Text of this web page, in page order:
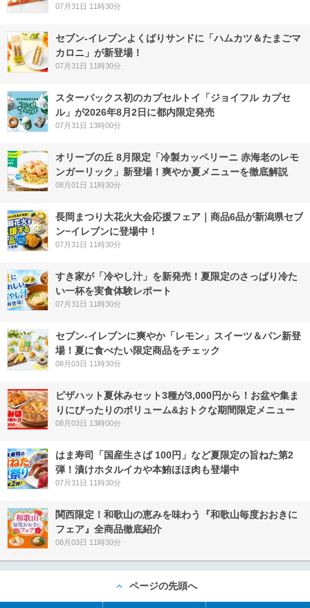
07月31日 11時30分
セブン‐イレブンよくばりサンドに「ハムカツ＆たまごマ
カロニ」が新登場！
07月31日 11時30分
スターバックス初のカプセルトイ「ジョイフル カプセ
ル」が2026年8月2日に都内限定発売
07月31日 13時00分
オリーブの丘 8月限定「冷製カッペリーニ 赤海老のレモ
ンガーリック」新登場！爽やか夏メニューを徹底解説
08月01日 11時30分
長岡まつり大花火大会応援フェア｜商品6品が新潟県セブ
ン−イレブンに登場中！
07月31日 11時30分
すき家が「冷やし汁」を新発売！夏限定のさっぱり冷た
い一杯を実食体験レポート
07月31日 11時30分
セブン‐イレブンに爽やか「レモン」スイーツ＆パン新登
場！夏に食べたい限定商品をチェック
08月03日 11時30分
ピザハット夏休みセット3種が3,000円から！お盆や集ま
りにぴったりのボリューム&おトクな期間限定メニュー
08月03日 13時00分
はま寿司「国産生さば 100円」など夏限定の旨ねた第2
弾！漬けホタルイカや本鮪ほほ肉も登場中
07月31日 11時30分
関西限定！和歌山の恵みを味わう『和歌山毎度おおきに
フェア』全商品徹底紹介
08月03日 11時30分
ページの先頭へ